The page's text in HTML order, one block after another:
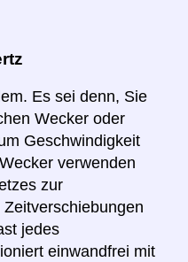
Es sei denn, Sie
Wecker oder
Geschwindigkeit
verwenden
zur
jedes
einwandfrei mit